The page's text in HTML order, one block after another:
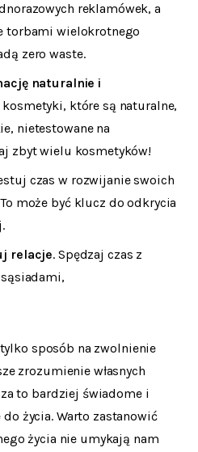
reklamówek, a
torbami wielokrotnego
zero waste.
naturalnie i
kosmetyki, które są naturalne,
nietestowane na
zbyt wielu kosmetyków!
czas w rozwijanie swoich
może być klucz do odkrycia
relacje. Spędzaj czas z
sposób na zwolnienie
zrozumienie własnych
to bardziej świadome i
życia. Warto zastanowić
życia nie umykają nam